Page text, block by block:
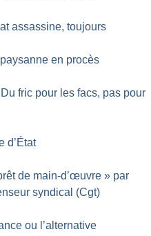
assassine, toujours
en procès
fric pour les facs, pas pour
d’État
de main-d’œuvre » par
syndical (Cgt)
ou l’alternative